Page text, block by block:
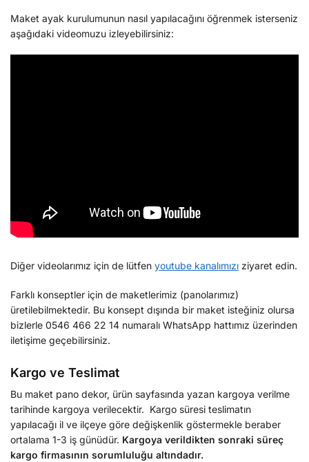
Maket ayak kurulumunun nasıl yapılacağını öğrenmek isterseniz
aşağıdaki videomuzu izleyebilirsiniz:
Diğer videolarımız için de lütfen youtube kanalımızı ziyaret edin.
Farklı konseptler için de maketlerimiz (panolarımız)
üretilebilmektedir. Bu konsept dışında bir maket isteğiniz olursa
bizlerle 0546 466 22 14 numaralı WhatsApp hattımız üzerinden
iletişime geçebilirsiniz.
Kargo ve Teslimat
Bu maket pano dekor, ürün sayfasında yazan kargoya verilme
tarihinde kargoya verilecektir. Kargo süresi teslimatın
yapılacağı il ve ilçeye göre değişkenlik göstermekle beraber
ortalama 1-3 iş günüdür. Kargoya verildikten sonraki süreç
kargo firmasının sorumluluğu altındadır.